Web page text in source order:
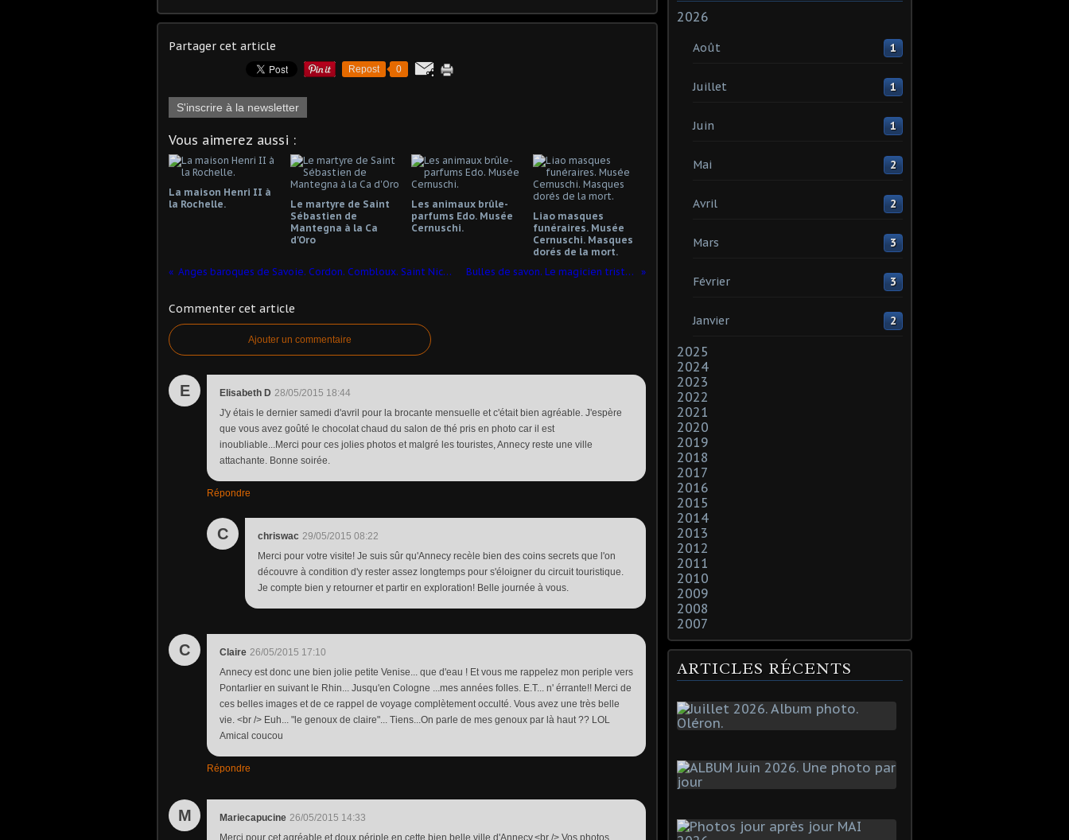
Partager cet article
Repost 0
S'inscrire à la newsletter
Vous aimerez aussi :
La maison Henri II à
la Rochelle.
Le martyre de Saint
Sébastien de
Mantegna à la Ca
d'Oro
Les animaux brûle-
parfums Edo. Musée
Cernuschi.
Liao masques
funéraires. Musée
Cernuschi. Masques
dorés de la mort.
Anges baroques de Savoie. Cordon. Combloux. Saint Nicolas de Veroce. Sainte Agathe. Sainte Apolline.
Bulles de savon. Le magicien triste et les enfants à Montmartre
Commenter cet article
Ajouter un commentaire
E Elisabeth D 28/05/2015 18:44
J'y étais le dernier samedi d'avril pour la brocante mensuelle et c'était bien agréable. J'espère
que vous avez goûté le chocolat chaud du salon de thé pris en photo car il est
inoubliable...Merci pour ces jolies photos et malgré les touristes, Annecy reste une ville
attachante. Bonne soirée.
Répondre
C chriswac 29/05/2015 08:22
Merci pour votre visite! Je suis sûr qu'Annecy recèle bien des coins secrets que l'on
découvre à condition d'y rester assez longtemps pour s'éloigner du circuit touristique.
Je compte bien y retourner et partir en exploration! Belle journée à vous.
C Claire 26/05/2015 17:10
Annecy est donc une bien jolie petite Venise... que d'eau ! Et vous me rappelez mon periple vers
Pontarlier en suivant le Rhin... Jusqu'en Cologne ...mes années folles. E.T... n' érrante!! Merci de
ces belles images et de ce rappel de voyage complètement occulté. Vous avez une très belle
vie. <br /> Euh... "le genoux de claire"... Tiens...On parle de mes genoux par là haut ?? LOL
Amical coucou
Répondre
M Mariecapucine 26/05/2015 14:33
Merci pour cet agréable et doux périple en cette bien belle ville d'Annecy.<br /> Vos photos
2026
Août 1
Juillet 1
Juin 1
Mai 2
Avril 2
Mars 3
Février 3
Janvier 2
2025
2024
2023
2022
2021
2020
2019
2018
2017
2016
2015
2014
2013
2012
2011
2010
2009
2008
2007
ARTICLES RÉCENTS